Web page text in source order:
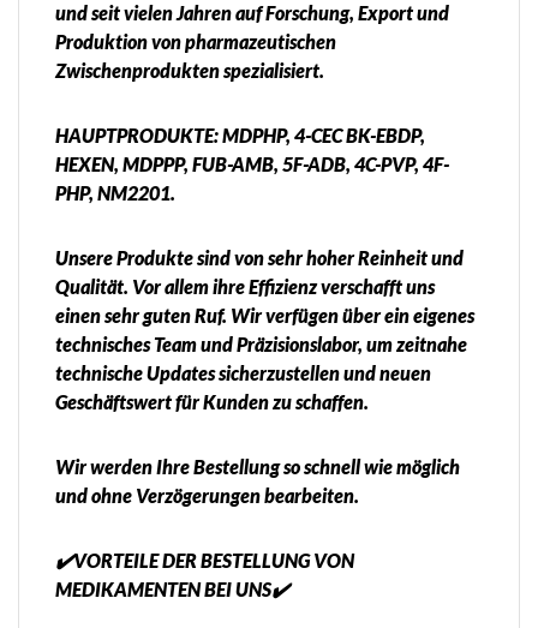
und seit vielen Jahren auf Forschung, Export und
Produktion von pharmazeutischen
Zwischenprodukten spezialisiert.
HAUPTPRODUKTE: MDPHP, 4-CEC BK-EBDP,
HEXEN, MDPPP, FUB-AMB, 5F-ADB, 4C-PVP, 4F-
PHP, NM2201.
Unsere Produkte sind von sehr hoher Reinheit und
Qualität. Vor allem ihre Effizienz verschafft uns
einen sehr guten Ruf. Wir verfügen über ein eigenes
technisches Team und Präzisionslabor, um zeitnahe
technische Updates sicherzustellen und neuen
Geschäftswert für Kunden zu schaffen.
Wir werden Ihre Bestellung so schnell wie möglich
und ohne Verzögerungen bearbeiten.
✔️VORTEILE DER BESTELLUNG VON
MEDIKAMENTEN BEI UNS✔️